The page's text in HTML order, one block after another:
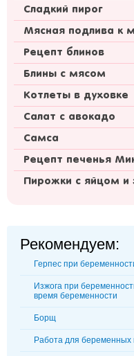
Сладкий пирог
Мясная подлива к
Рецепт блинов
Блины с мясом
Котлеты в духовке
Салат с авокадо
Самса
Рецепт печенья
Пирожки с яйцом и
Рекомендуем:
Герпес при
Изжога при
время беременности
Борщ
Работа для беременных